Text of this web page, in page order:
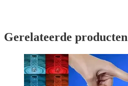
Gerelateerde producten